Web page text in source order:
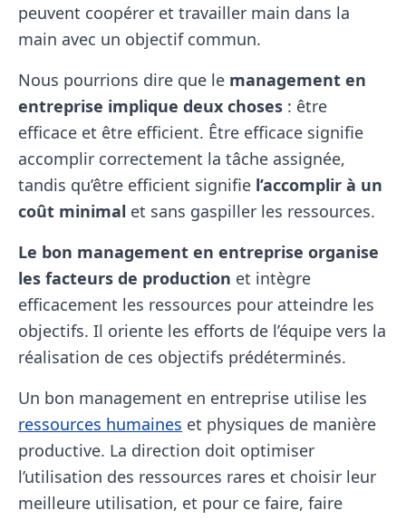
peuvent coopérer et travailler main dans la
main avec un objectif commun.
Nous pourrions dire que le management en
entreprise implique deux choses : être
efficace et être efficient. Être efficace signifie
accomplir correctement la tâche assignée,
tandis qu’être efficient signifie l’accomplir à un
coût minimal et sans gaspiller les ressources.
Le bon management en entreprise organise
les facteurs de production et intègre
efficacement les ressources pour atteindre les
objectifs. Il oriente les efforts de l’équipe vers la
réalisation de ces objectifs prédéterminés.
Un bon management en entreprise utilise les
ressources humaines et physiques de manière
productive. La direction doit optimiser
l’utilisation des ressources rares et choisir leur
meilleure utilisation, et pour ce faire, faire